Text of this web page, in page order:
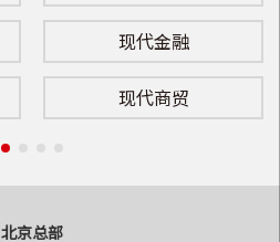
现代金融
现代商贸
北京总部